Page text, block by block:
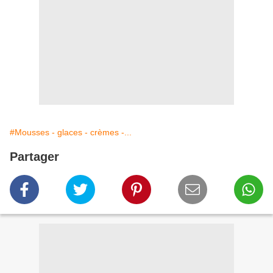
#Mousses - glaces - crèmes -...
Partager